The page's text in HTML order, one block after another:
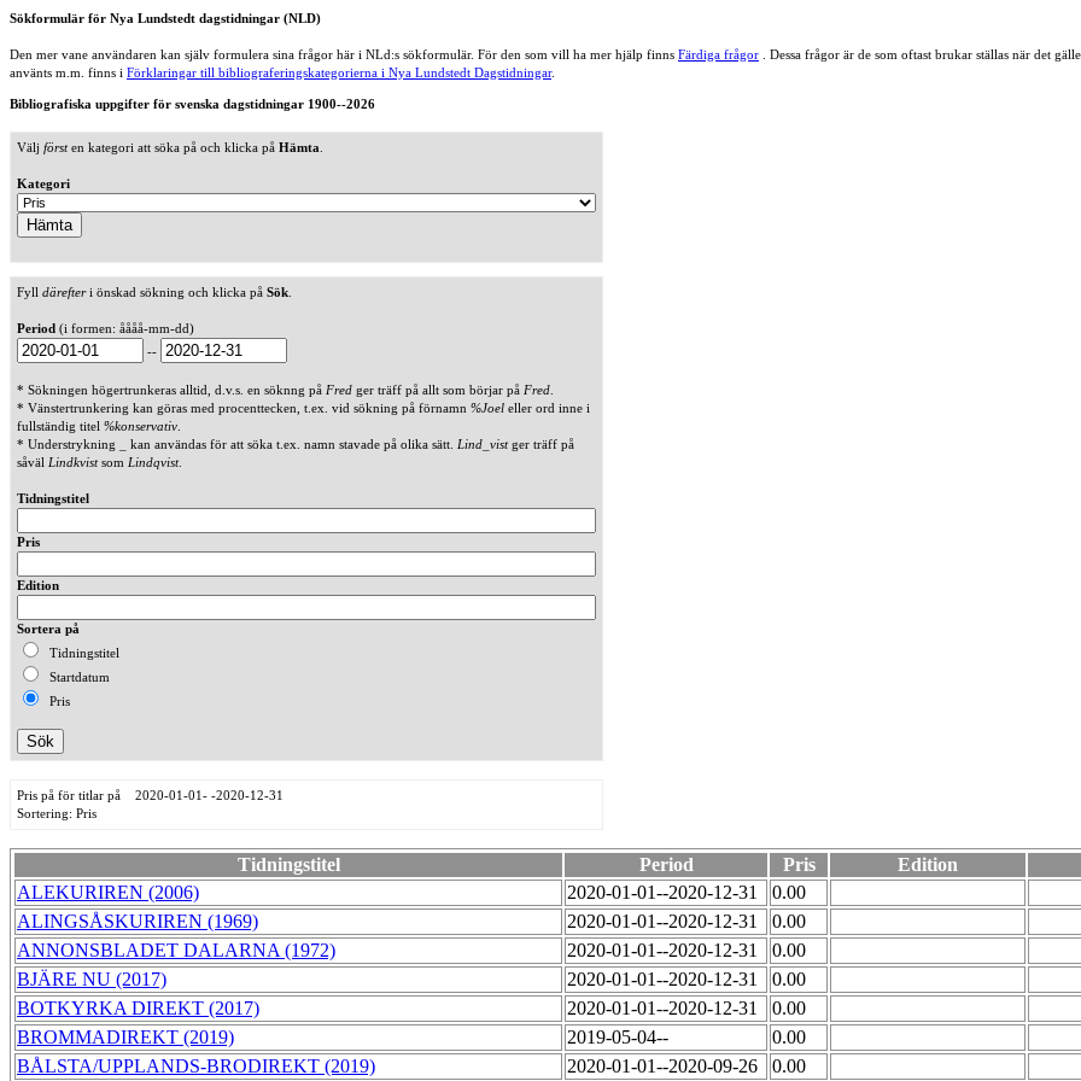
Sökformulär för Nya Lundstedt dagstidningar (NLD)
Den mer vane användaren kan själv formulera sina frågor här i NLd:s sökformulär. För den som vill ha mer hjälp finns Färdiga frågor . Dessa frågor är de som oftast brukar ställas när det
använts m.m. finns i Förklaringar till bibliograferingskategorierna i Nya Lundstedt Dagstidningar.
Bibliografiska uppgifter för svenska dagstidningar 1900--2026
Välj försten kategori att söka på och klicka på Hämta
Kategori
Fyll därefteri önskad sökning och klicka på Sök
Period (i formen: åååå-mm-dd)
--
* Sökningen högertrunkeras alltid, d.v.s. en söknng på Fred ger träff på allt som börjar på Fred
* Vänstertrunkering kan göras med procenttecken, t.ex. vid sökning på förnamn %Joel eller ord inne i
fullständig titel %konservativ
* Understrykning _ kan användas för att söka t.ex. namn stavade på olika sätt. Lind_vistger träff på
såväl Lindkvistsom Lindqvist.
Tidningstitel
Pris
Edition
Sortera på
Tidningstitel
Startdatum
Pris
Pris på för titlar på 2020-01-01- -2020-12-31
Sortering: Pris
Tidningstitel Period Pris Edition
ALEKURIREN (2006) 2020-01-01--2020-12-31 0.00
ALINGSÅSKURIREN (1969) 2020-01-01--2020-12-31 0.00
ANNONSBLADET DALARNA (1972) 2020-01-01--2020-12-31 0.00
BJÄRE NU (2017) 2020-01-01--2020-12-31 0.00
BOTKYRKA DIREKT (2017) 2020-01-01--2020-12-31 0.00
BROMMADIREKT (2019) 2019-05-04-- 0.00
BÅLSTA/UPPLANDS-BRODIREKT (2019) 2020-01-01--2020-09-26 0.00